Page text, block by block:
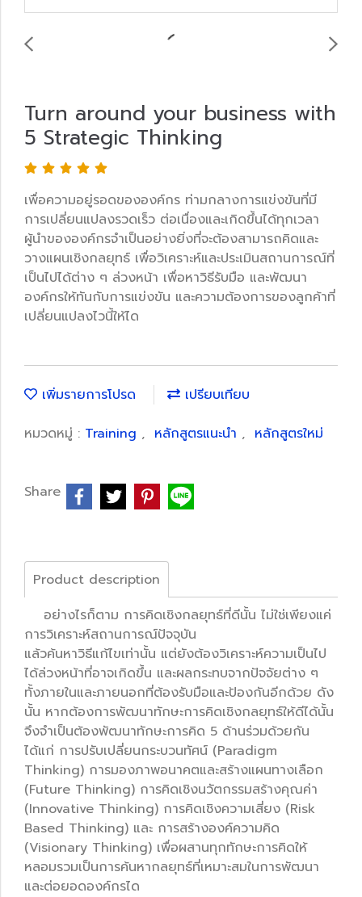
Turn around your business with
5 Strategic Thinking
เพื่อความอยู่รอดขององค์กร ท่ามกลางการแข่งขันที่มี
การเปลี่ยนแปลงรวดเร็ว ต่อเนื่องและเกิดขึ้นได้ทุกเวลา
ผู้นำขององค์กรจำเป็นอย่างยิ่งที่จะต้องสามารถคิดและ
วางแผนเชิงกลยุทธ์ เพื่อวิเคราะห์และประเมินสถานการณ์ที่
เป็นไปได้ต่าง ๆ ล่วงหน้า เพื่อหาวิธีรับมือ และพัฒนา
องค์กรให้ทันกับการแข่งขัน และความต้องการของลูกค้าที่
เปลี่ยนแปลงไวนี้ให้ได
เพิ่มรายการโปรด
เปรียบเทียบ
หมวดหมู่ : Training , หลักสูตรแนะนำ , หลักสูตรใหม่
Share
Product description
อย่างไรก็ตาม การคิดเชิงกลยุทธ์ที่ดีนั้น ไม่ใช่เพียงแค่
การวิเคราะห์สถานการณ์ปัจจุบัน
แล้วค้นหาวิธีแก้ไขเท่านั้น แต่ยังต้องวิเคราะห์ความเป็นไป
ได้ล่วงหน้าที่อาจเกิดขึ้น และผลกระทบจากปัจจัยต่าง ๆ
ทั้งภายในและภายนอกที่ต้องรับมือและป้องกันอีกด้วย ดัง
นั้น หากต้องการพัฒนาทักษะการคิดเชิงกลยุทธ์ให้ดีได้นั้น
จึงจำเป็นต้องพัฒนาทักษะการคิด 5 ด้านร่วมด้วยกัน
ได้แก่ การปรับเปลี่ยนกระบวนทัศน์ (Paradigm
Thinking) การมองภาพอนาคตและสร้างแผนทางเลือก
(Future Thinking) การคิดเชิงนวัตกรรมสร้างคุณค่า
(Innovative Thinking) การคิดเชิงความเสี่ยง (Risk
Based Thinking) และ การสร้างองค์ความคิด
(Visionary Thinking) เพื่อผสานทุกทักษะการคิดให้
หลอมรวมเป็นการค้นหากลยุทธ์ที่เหมาะสมในการพัฒนา
และต่อยอดองค์กรได